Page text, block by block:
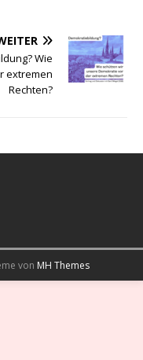
Wie
extremen
Rechten?
von MH Themes